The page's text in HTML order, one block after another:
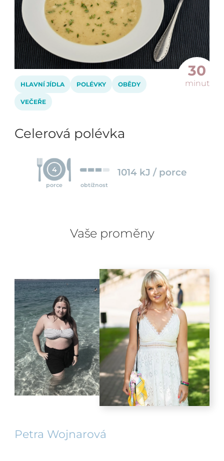
30
minut
HLAVNÍ JÍDLA POLÉVKY OBĚDY
VEČEŘE
Celerová polévka
4
porce obtížnost
1014 kJ / porce
Vaše proměny
Petra Wojnarová